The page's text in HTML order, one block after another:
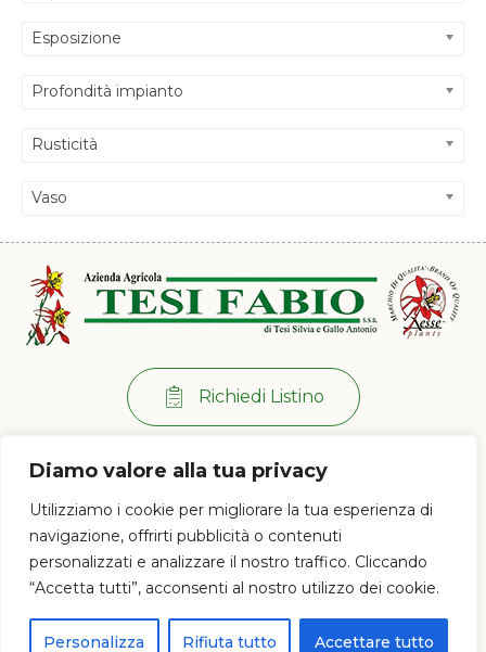
Diamo valore alla tua privacy
Utilizziamo i cookie per migliorare la tua esperienza di
navigazione, offrirti pubblicità o contenuti
personalizzati e analizzare il nostro traffico. Cliccando
“Accetta tutti”, acconsenti al nostro utilizzo dei cookie.
Personalizza Rifiuta tutto Accettare tutto
Esposizione
Profondità impianto
Rusticità
Vaso
Richiedi Listino
Per info:
+39 0573 38 20 77
Via di Ramini, 129/D - 51030 Pistoia (PT)
Lun - Ven: 8:00 / 12:00 - 13:30 / 17:00
© 2023 Az. Agricola Tesi Fabio s.s.a. di Tesi Silvia e Gallo Antonio - P.IVA e
CF 01628120477
Proudly powered byPC Web Agency